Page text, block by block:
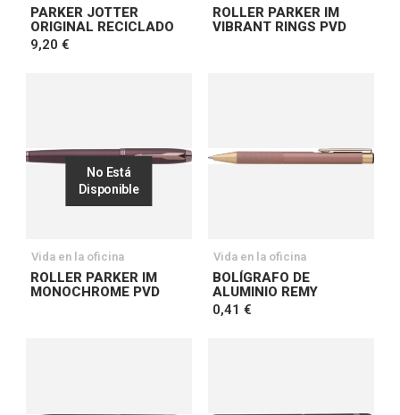
PARKER JOTTER
ORIGINAL RECICLADO
9,20 €
ROLLER PARKER IM
VIBRANT RINGS PVD
No Está
Disponible
Vida en la oficina
ROLLER PARKER IM
MONOCHROME PVD
Vida en la oficina
BOLÍGRAFO DE
ALUMINIO REMY
0,41 €